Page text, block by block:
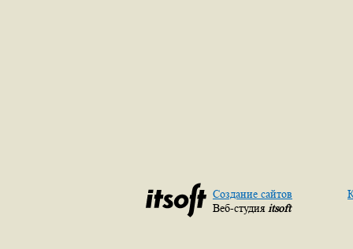
Создание сайтов
Веб-студия itsoft